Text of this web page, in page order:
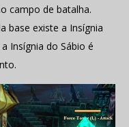
campo de batalha.
base existe a Insígnia
Insígnia do Sábio é